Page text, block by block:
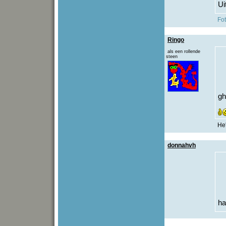
Ringo
als een rollende
steen
donnahvh